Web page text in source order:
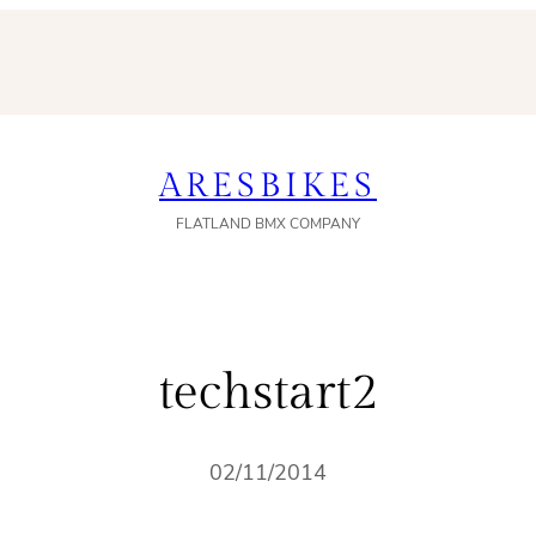
ARESBIKES
FLATLAND BMX COMPANY
techstart2
02/11/2014